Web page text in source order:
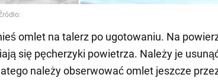
omlet na talerz po ugotowaniu. Na
się pęcherzyki powietrza. Należy je
należy obserwować omlet jeszcze